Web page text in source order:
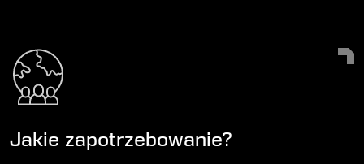
Jakie zapotrzebowanie?